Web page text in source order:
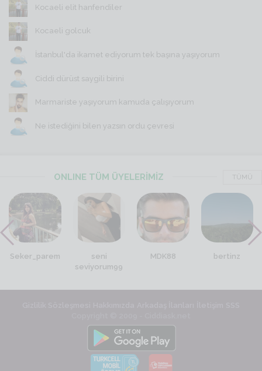
Kocaeli elit hanfendiler
Kocaeli golcuk
İstanbul'da ikamet ediyorum tek başına yaşıyorum
Ciddi dürüst saygili birini
Marmariste yaşıyorum kamuda çalışıyorum
Ne istediğini bilen yazsın ordu çevresi
ONLINE TÜM ÜYELERİMİZ TÜMÜ
Seker_parem
seni
seviyorum99
MDK88 bertinz